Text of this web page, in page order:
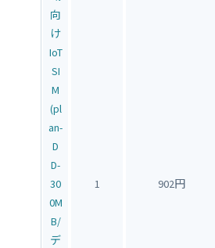
向
け
IoT
SI
M
(pl
an-
D
D-
30
0M
B/
デ
1 902円